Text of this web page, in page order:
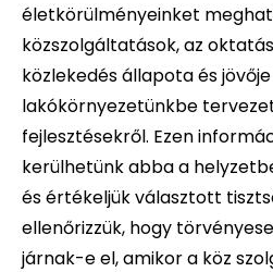
életkörülményeinket
közszolgáltatások, az
közlekedés állapota és
lakókörnyezetünkbe
fejlesztésekről. Ezen
kerülhetünk abba a
és értékeljük választott
ellenőrizzük, hogy
járnak-e el, amikor a köz